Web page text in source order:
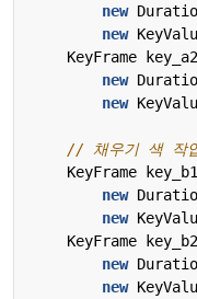
new
new
KeyFrame
key_a2
new
new
// 채우기 색 작
KeyFrame
key_b1
new
new
KeyFrame
key_b2
new
new